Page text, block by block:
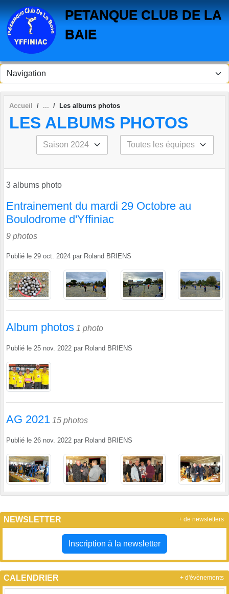
PETANQUE CLUB DE LA
BAIE
Accueil Les albums photos
LES ALBUMS PHOTOS
3 albums photo
Entrainement du mardi 29 Octobre au
Boulodrome d'Yffiniac
9 photos
Publié le 29 oct. 2024 par Roland BRIENS
Album photos 1 photo
Publié le 25 nov. 2022 par Roland BRIENS
AG 2021 15 photos
Publié le 26 nov. 2022 par Roland BRIENS
NEWSLETTER
Inscription à la newsletter
+ de newsletters
CALENDRIER + d'évènements
Panneau de gestion des cookies